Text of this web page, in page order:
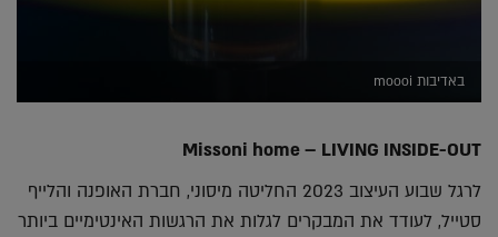
באדיבות moooi
Missoni home– LIVING INSIDE-OUT
לרגל שבוע העיצוב 2023 החליטה מיסוני, חברת האופנה והלייף
סטייל, לעודד את המבקרים לגלות את הרגשות האינטימיים ביותר